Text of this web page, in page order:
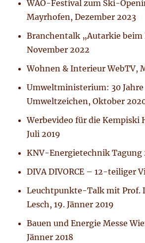
WAO-Festival zum Ski-
Mayrhofen, Dezember 2023
Branchentalk „Autarkie beim
November 2022
Wohnen & Interieur WebTV,
Umweltministerium: 30 Jahre
Umweltzeichen, Oktober
Werbevideo für die Kempiski
Juli 2019
KNV-Energietechnik Tagung
DIVA DIVORCE – 12-teiliger
Leuchtpunkte-Talk mit Prof.
Lesch, 19. Jänner 2019
Bauen und Energie Messe
Jänner 2018